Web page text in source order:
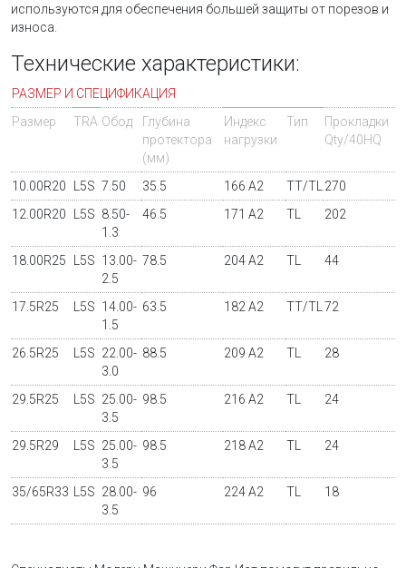
используются для обеспечения большей защиты от порезов и
износа.
Технические характеристики:
РАЗМЕР И СПЕЦИФИКАЦИЯ
Размер
TRA Обод
Глубина
протектора
(мм)
Индекс
нагрузки
Тип
Прокладки
Qty/40HQ
10.00R20 L5S 7.50 35.5 166 A2 TT/TL
270
12.00R20
L5S 8.50-
1.3
46.5 171 A2 TL 202
18.00R25 L5S 13.00-
2.5
78.5 204 A2 TL 44
17.5R25 L5S 14.00-
1.5
63.5 182 A2 TT/TL 72
26.5R25 L5S 22.00-
3.0
88.5 209 A2 TL 28
29.5R25 L5S 25.00-
3.5
98.5 216 A2 TL 24
29.5R29 L5S 25.00-
3.5
98.5 218 A2 TL 24
35/65R33 L5S 28.00-
3.5
96 224 A2 TL 18